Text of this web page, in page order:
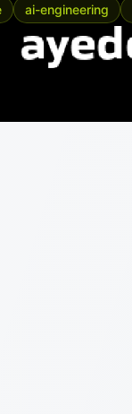
ai-engineering